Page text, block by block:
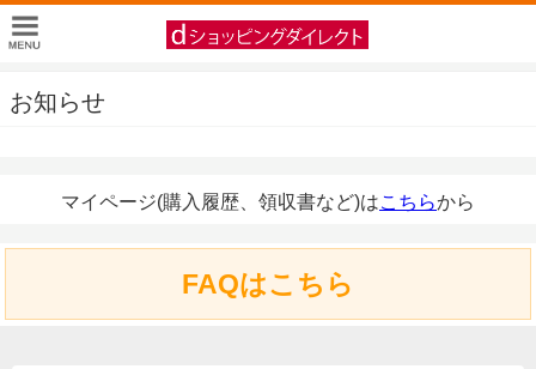
お知らせ
マイページ(購入履歴、領収書など)はこちらから
FAQはこちら